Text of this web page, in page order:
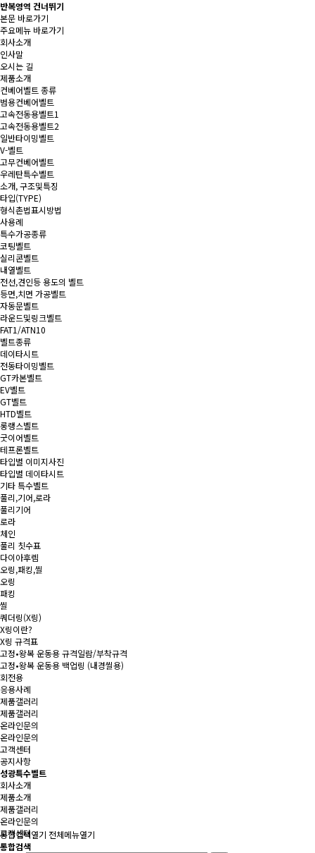
반복영역 건너뛰기
본문 바로가기
주요메뉴 바로가기
회사소개
인사말
오시는 길
제품소개
컨베어벨트 종류
범용컨베어벨트
고속전동용벨트1
고속전동용벨트2
일반타이밍벨트
V-벨트
고무컨베어벨트
우레탄특수벨트
소개, 구조및특징
타입(TYPE)
형식촌법표시방법
사용례
특수가공종류
코팅벨트
실리콘벨트
내열벨트
전선,견인등 용도의 벨트
등면,치면 가공벨트
자동문벨트
라운드및링크벨트
FAT1/ATN10
벨트종류
데이타시트
전동타이밍벨트
GT카본벨트
EV벨트
GT벨트
HTD벨트
롱랭스벨트
굿이어벨트
테프론벨트
타입별 이미지사진
타입별 데이타시트
기타 특수벨트
풀리,기어,로라
풀리기어
로라
체인
풀리 칫수표
다이아후렘
오링,패킹,씰
오링
패킹
씰
쿼더링(X링)
X링이란?
X링 규격표
고정•왕복 운동용 규격일람/부착규격
고정•왕복 운동용 백업링 (내경씰용)
회전용
응용사례
제품갤러리
제품갤러리
온라인문의
온라인문의
고객센터
공지사항
성광특수벨트
회사소개
제품소개
제품갤러리
온라인문의
고객센터
통합검색열기 전체메뉴열기
통합검색